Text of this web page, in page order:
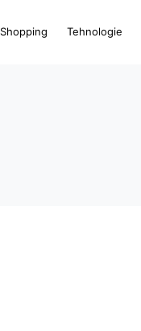
Shopping Tehnologie